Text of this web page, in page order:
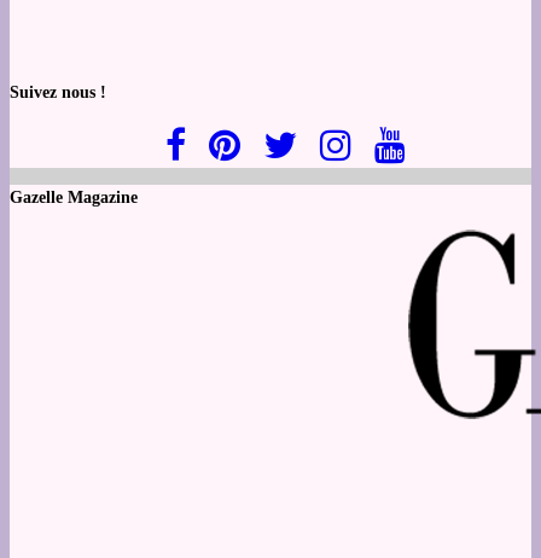
Suivez nous !
Gazelle Magazine